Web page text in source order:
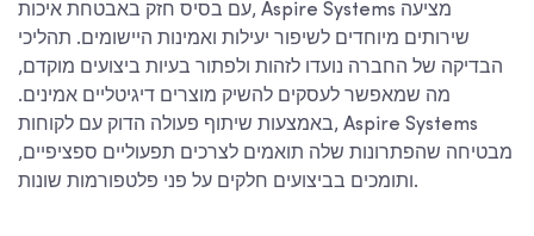
עם בסיס חזק באבטחת איכות, Aspire Systems מציעה
שירותים מיוחדים לשיפור יעילות ואמינות היישומים. תהליכי
הבדיקה של החברה נועדו לזהות ולפתור בעיות ביצועים מוקדם,
מה שמאפשר לעסקים להשיק מוצרים דיגיטליים אמינים.
באמצעות שיתוף פעולה הדוק עם לקוחות, Aspire Systems
מבטיחה שהפתרונות שלה תואמים לצרכים תפעוליים ספציפיים,
ותומכים בביצועים חלקים על פני פלטפורמות שונות.